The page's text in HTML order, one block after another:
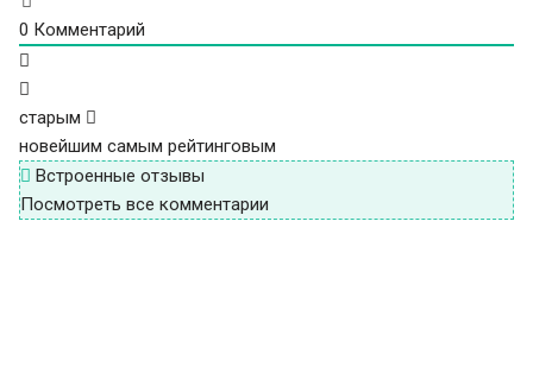
0 Комментарий
старым
новейшим самым рейтинговым
Встроенные отзывы
Посмотреть все комментарии